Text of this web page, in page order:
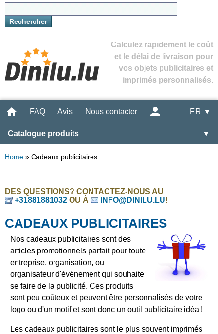
Calculez rapidement le coût
et le délai de livraison pour
vos objets publicitaires et
imprimés personnalisés.
FAQ Avis Nous contacter FR ▼
Catalogue produits ▼
Home » Cadeaux publicitaires
DES QUESTIONS? CONTACTEZ-NOUS AU
+31881881032 OU À INFO@DINILU.LU!
CADEAUX PUBLICITAIRES
Nos cadeaux publicitaires sont des
articles promotionnels parfait pour toute
entreprise, organisation, ou
organisateur d'événement qui souhaite
se faire de la publicité. Ces produits
sont peu coûteux et peuvent être personnalisés de votre
logo ou d'un motif et sont donc un outil publicitaire idéal!
Les cadeaux publicitaires sont le plus souvent imprimés